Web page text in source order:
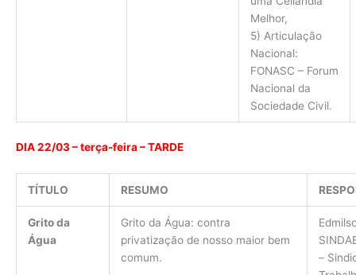
Melhor,
5) Articulação
Nacional:
FONASC – Forum
Nacional da
Sociedade Civil.
DIA 22/03– terça-feira – TARDE
TÍTULO RESUMO
Grito da
Água
Grito da Água: contra
privatização de nosso maior bem
comum.
–